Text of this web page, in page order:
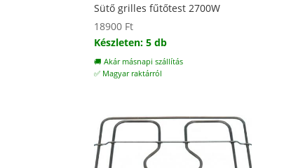
Sütő grilles fűtőtest 2700W
18900 Ft
Készleten: 5 db
🚚 Akár másnapi szállítás
✅ Magyar raktárról